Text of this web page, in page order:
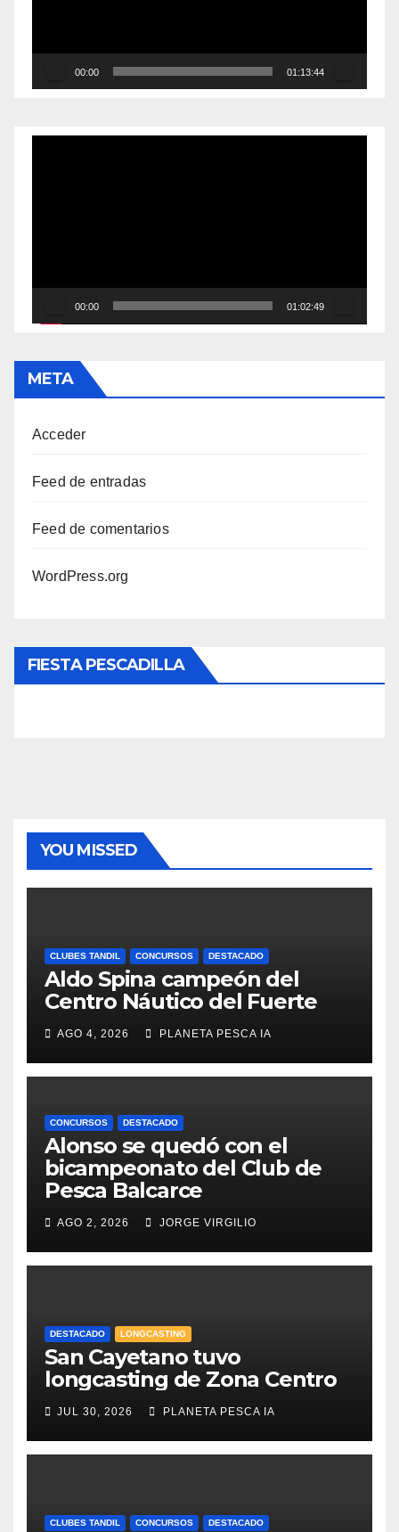
00:00 01:13:44
00:00 01:02:49
META
Acceder
Feed de entradas
Feed de comentarios
WordPress.org
FIESTA PESCADILLA
YOU MISSED
CLUBES TANDIL CONCURSOS DESTACADO
Aldo Spina campeón del
Centro Náutico del Fuerte
AGO 4, 2026 PLANETA PESCA IA
CONCURSOS DESTACADO
Alonso se quedó con el
bicampeonato del Club de
Pesca Balcarce
AGO 2, 2026 JORGE VIRGILIO
DESTACADO LONGCASTING
San Cayetano tuvo
longcasting de Zona Centro
JUL 30, 2026 PLANETA PESCA IA
CLUBES TANDIL CONCURSOS DESTACADO